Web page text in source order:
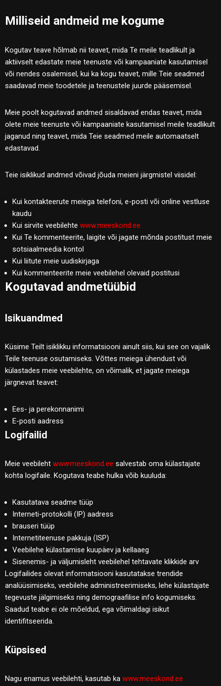
Milliseid andmeid me kogume
Kogutav teave hõlmab nii teavet, mida Te meile teadlikult ja
aktiivselt edastate meie teenuste või kampaaniate kasutamisel
või nendes osalemisel, kui ka kogu teavet, mille Teie seadmed
saadavad meie toodetele ja teenustele juurde pääsemisel.
Meie poolt kogutavad andmed sisaldavad endas teavet, mida
olete meie teenuste või kampaaniate kasutamisel meile teadlikult
jaganud ning teavet, mida Teie seadmed meile automaatselt
edastavad.
Teie isiklikud andmed võivad jõuda meieni järgmistel viisidel:
Kui kontakteerute meiega telefoni, e-posti või online vestluse
kaudu
Kui sirvite veebilehte www.meeskond.ee
Kui Te kommenteerite, laigite või jagate mõnda postitust meie
sotsiaalmeedia kontol
Kui liitute meie uudiskirjaga
Kui kommenteerite meie veebilehel olevaid postitusi
Kogutavad andmetüübid
Isikuandmed
Küsime Teilt isiklikku informatsiooni ainult siis, kui see on vajalik
Teile teenuse osutamiseks. Võttes meiega ühendust või
külastades meie veebilehte, on võimalik, et jagate meiega
järgnevat teavet:
Ees- ja perekonnanimi
E-posti aadress
Logifailid
Meie veebileht www.meeskond.ee salvestab oma külastajate
kohta logifaile. Kogutava teabe hulka võib kuuluda:
Kasutatava seadme tüüp
Interneti-protokolli (IP) aadress
brauseri tüüp
Internetiteenuse pakkuja (ISP)
Veebilehe külastamise kuupäev ja kellaaeg
Sisenemis- ja väljumisleht veebilehel tehtavate klikkide arv
Logifailides olevat informatsiooni kasutatakse trendide
analüüsimiseks, veebilehe administreerimiseks, lehe külastajate
tegevuste jälgimiseks ning demograafilise info kogumiseks.
Saadud teabe ei ole mõeldud, ega võimaldagi isikut
identifitseerida.
Küpsised
Nagu enamus veebilehti, kasutab ka www.meeskond.ee